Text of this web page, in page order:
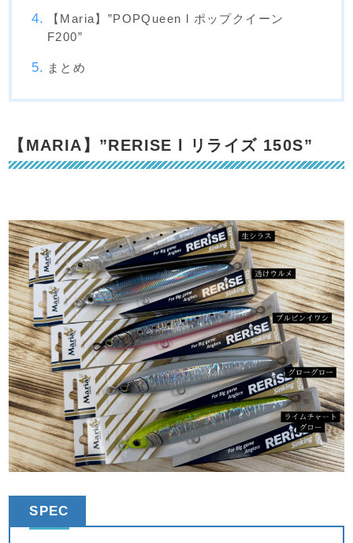
【Maria】”POPQueen l ポップクイーン
F200”
まとめ
【MARIA】”RERISE l リライズ 150S”
SPEC